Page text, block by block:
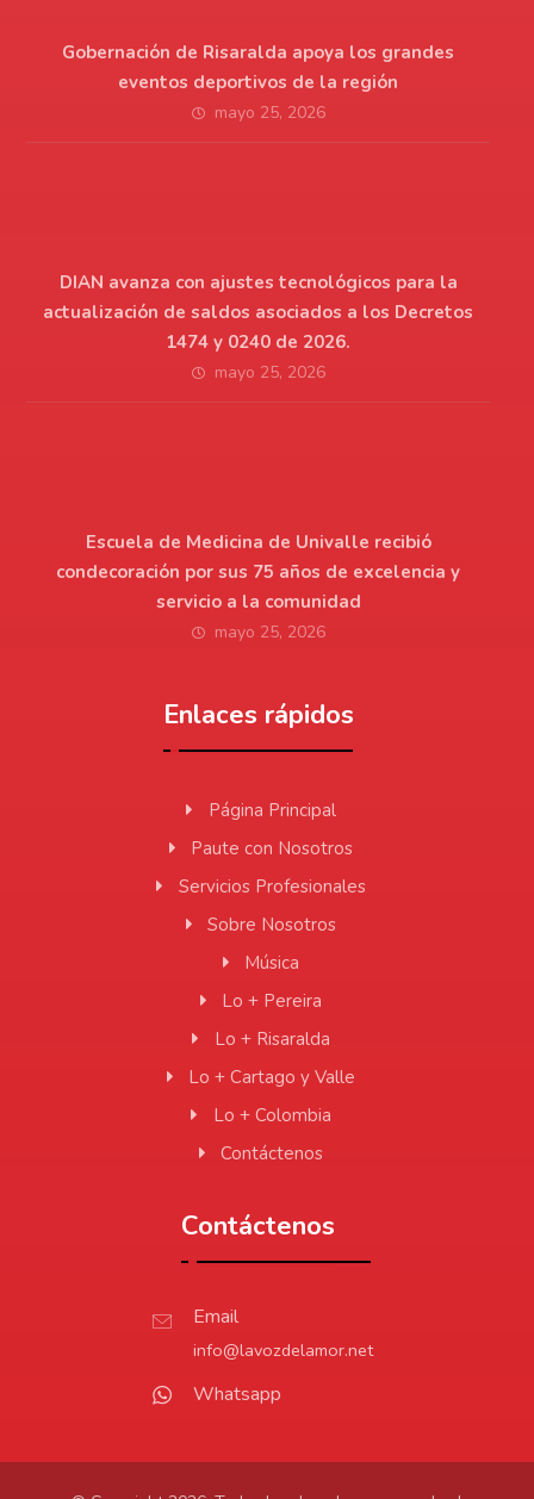
Gobernación de Risaralda apoya los grandes
eventos deportivos de la región
mayo 25, 2026
DIAN avanza con ajustes tecnológicos para la
actualización de saldos asociados a los Decretos
1474 y 0240 de 2026.
mayo 25, 2026
Escuela de Medicina de Univalle recibió
condecoración por sus 75 años de excelencia y
servicio a la comunidad
mayo 25, 2026
Enlaces rápidos
Página Principal
Paute con Nosotros
Servicios Profesionales
Sobre Nosotros
Música
Lo + Pereira
Lo + Risaralda
Lo + Cartago y Valle
Lo + Colombia
Contáctenos
Contáctenos
Email
info@lavozdelamor.net
Whatsapp